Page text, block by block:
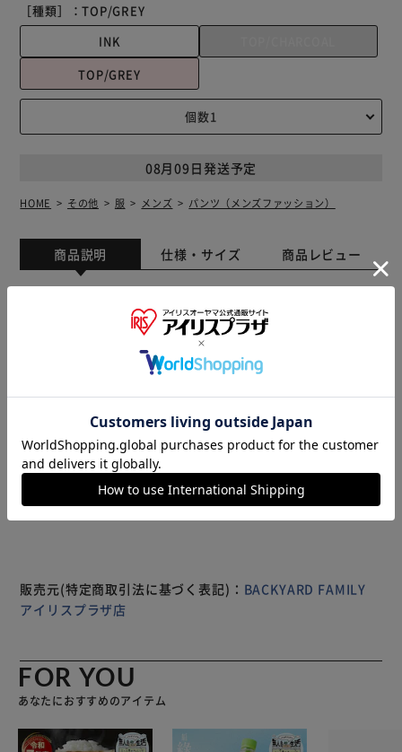
［種類］：TOP/GREY
INK
TOP/GREY
08月09日発送予定
HOME その他 服 メンズ パンツ（メンズファッション）
商品説明 仕様・サイズ 商品レビュー
コーデを選ばないシンプルなメンズスウェットパンツ。
【カジュアルコーデにピッタリ】 ラフな見た目でパーカー
やロングシャツと合わせてカジュアルに。トップスを選ばな
い見た目。 【毛玉防止のダンボール生地】 洗濯しても毛玉
が発生しにくいダンボール生地を採用。お手入れもラクラク
♪ 【ストレスフリーな穿き心地】 伸縮性がある生地と、ウ
エストはゴム仕様で締め付け感がなくストレスフリーに穿け
る◎ 【自分サイズにフィット】 腰紐付きでキュッと絞って
自分サイズにフィットするのもGOOD。 【スマートに決ま
るリブ裾】 裾はリブ仕様でシルエットが広がらず足元をス
マートに見せる。 【便利なポケット搭載】 ハンカチタオル
心地でレジャーやアウトドア・スポーツにもオススメ♪
もっと見る
※製品は予告なく仕様を変更する場合がございます。あらか
じめご了承ください。
販売元(特定商取引法に基づく表記)： BACKYARD FAMILY
アイリスプラザ店
FOR YOU
あなたにおすすめのアイテム